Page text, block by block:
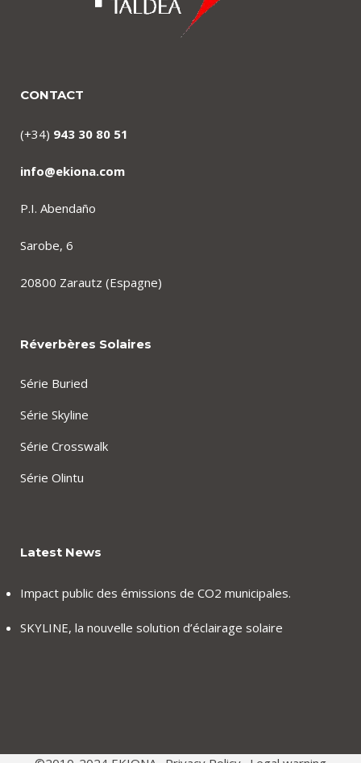
CONTACT
(+34) 943 30 80 51
info@ekiona.com
P.I. Abendaño
Sarobe, 6
20800 Zarautz (Espagne)
Réverbères Solaires
Série Buried
Série Skyline
Série Crosswalk
Série Olintu
Latest News
Impact public des émissions de CO2 municipales.
SKYLINE, la nouvelle solution d’éclairage solaire